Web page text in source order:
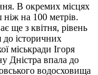
В окремих місцях
ніж на 100 метрів.
ще з квітня, рівень
до історичних
міськради Ігоря
Дністра впала до
водосховища